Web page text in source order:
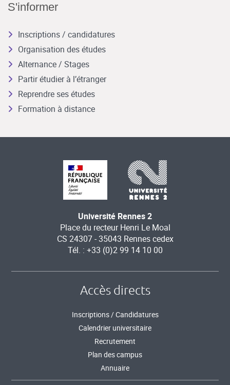
S'informer
Inscriptions / candidatures
Organisation des études
Alternance / Stages
Partir étudier à l’étranger
Reprendre ses études
Formation à distance
Université Rennes 2
Place du recteur Henri Le Moal
CS 24307 - 35043 Rennes cedex
Tél. : +33 (0)2 99 14 10 00
Accès directs
Inscriptions / Candidatures
Calendrier universitaire
Recrutement
Plan des campus
Annuaire